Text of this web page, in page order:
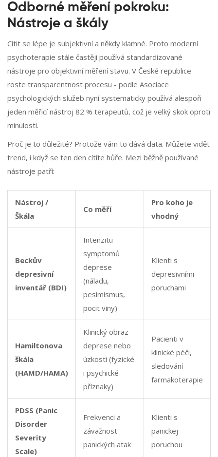
Odborné měření pokroku:
Nástroje a škály
Cítit se lépe je subjektivní a někdy klamné. Proto moderní
psychoterapie stále častěji používá standardizované
nástroje pro objektivní měření stavu. V České republice
roste transparentnost procesu - podle Asociace
psychologických služeb nyní systematicky používá alespoň
jeden měřicí nástroj 82 % terapeutů, což je velký skok oproti
minulosti.
Proč je to důležité? Protože vám to dává data. Můžete vidět
trend, i když se ten den cítíte hůře. Mezi běžně používané
nástroje patří:
Nástroj /
Škála
Co měří
Pro koho je
vhodný
Beckův
depresivní
inventář (BDI)
Intenzitu
symptomů
deprese
(náladu,
pesimismus,
pocit viny)
Klienti s
depresivními
poruchami
Hamiltonova
škála
(HAMD/HAMA)
Klinický obraz
deprese nebo
úzkosti (fyzické
i psychické
příznaky)
Pacienti v
klinické péči,
sledování
farmakoterapie
PDSS (Panic
Disorder
Severity
Scale)
Frekvenci a
závažnost
panických atak
Klienti s
panickej
poruchou